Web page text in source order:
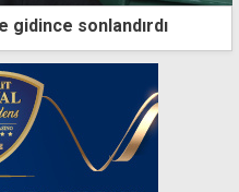
gidince sonlandırdı